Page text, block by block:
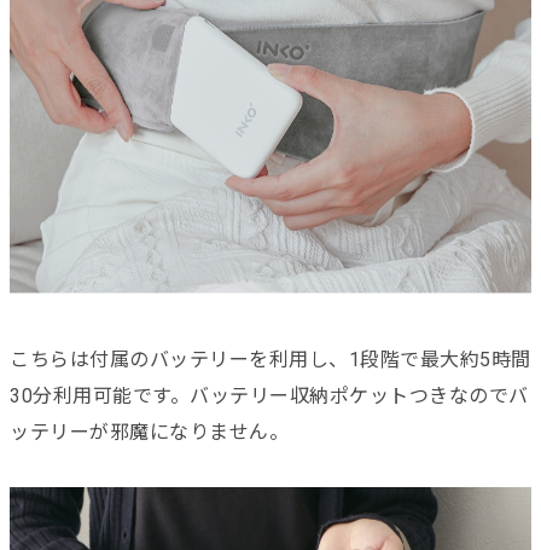
こちらは付属のバッテリーを利用し、1段階で最大約5時間
30分利用可能です。バッテリー収納ポケットつきなのでバ
ッテリーが邪魔になりません。